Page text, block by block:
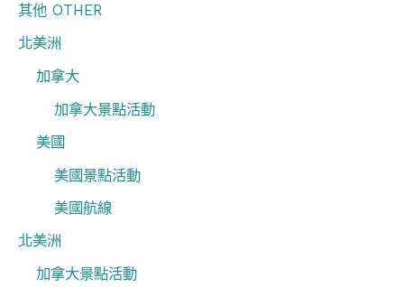
其他 OTHER
北美洲
加拿大
加拿大景點活動
美國
美國景點活動
美國航線
北美洲
加拿大景點活動